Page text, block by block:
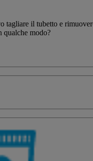
tagliare il tubetto e
qualche modo?